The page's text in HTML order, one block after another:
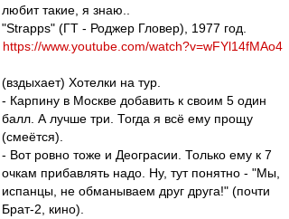
любит такие, я знаю..
"Strapps" (ГТ - Роджер Гловер), 1977 год.
https://www.youtube.com/watch?v=wFYl14fMAo4
(вздыхает) Хотелки на тур.
- Карпину в Москве добавить к своим 5 один
балл. А лучше три. Тогда я всё ему прощу
(смеётся).
- Вот ровно тоже и Деограсии. Только ему к 7
очкам прибавлять надо. Ну, тут понятно - "Мы,
испанцы, не обманываем друг друга!" (почти
Брат-2, кино).